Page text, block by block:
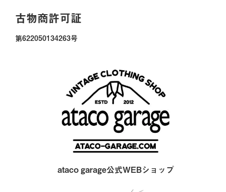
古物商許可証
第622050134263号
ataco garage公式WEBショップ